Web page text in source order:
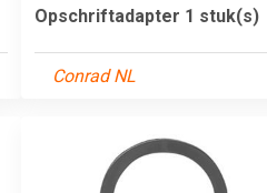
Opschriftadapter 1 stuk(s)
Conrad NL